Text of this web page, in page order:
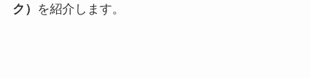
ク）
を紹介します。